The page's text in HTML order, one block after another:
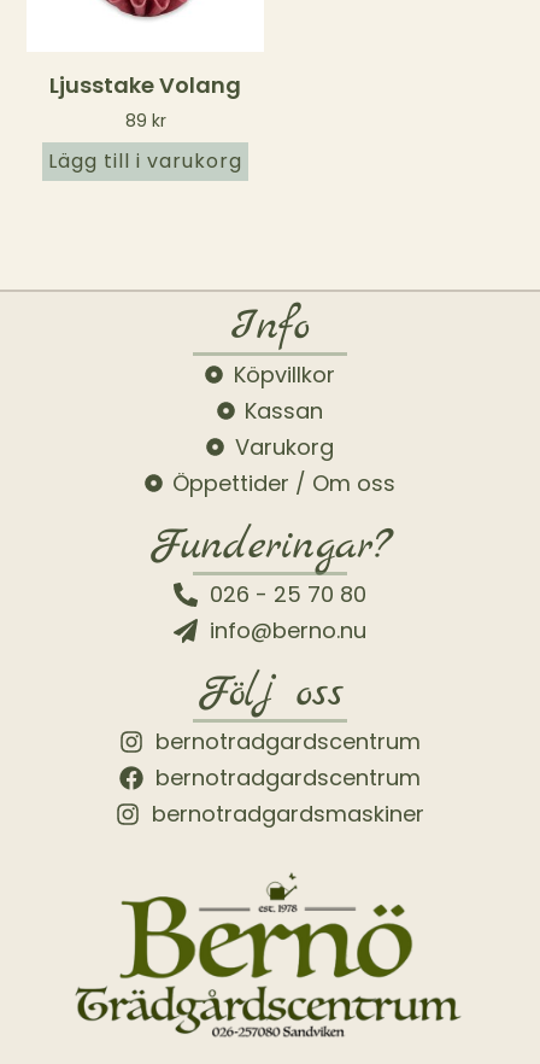
Ljusstake Volang
89 kr
Lägg till i varukorg
Info
Köpvillkor
Kassan
Varukorg
Öppettider / Om oss
Funderingar?
026 - 25 70 80
info@berno.nu
Följ oss
bernotradgardscentrum
bernotradgardscentrum
bernotradgardsmaskiner